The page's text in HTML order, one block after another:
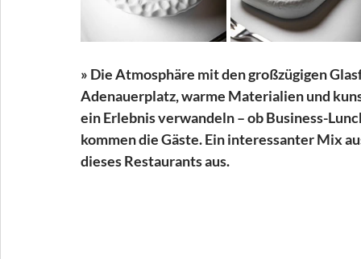
» Die Atmosphäre mit den großzügigen
Adenauerplatz, warme Materialien und
ein Erlebnis verwandeln – ob Business-
kommen die Gäste. Ein interessanter Mix
dieses Restaurants aus.